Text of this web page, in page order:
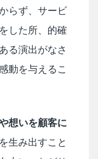
らず、サービ
した所、的確
る演出がなさ
動を与えるこ
想いを顧客に
生み出すこと